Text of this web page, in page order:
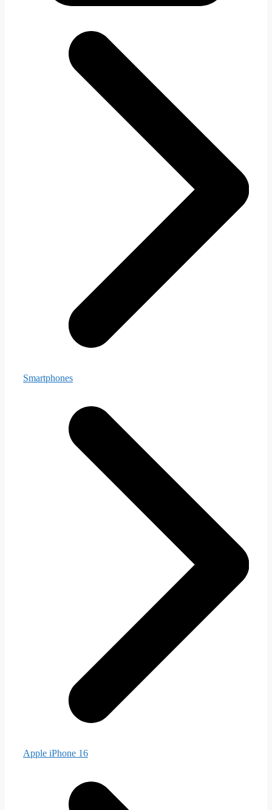
Smartphones
Apple iPhone 16